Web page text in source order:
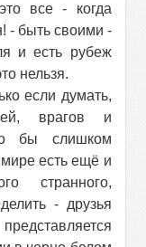
все - когда
- быть своими -
и есть рубеж
нельзя.
если думать,
врагов и
бы слишком
есть ещё и
странного,
- друзья